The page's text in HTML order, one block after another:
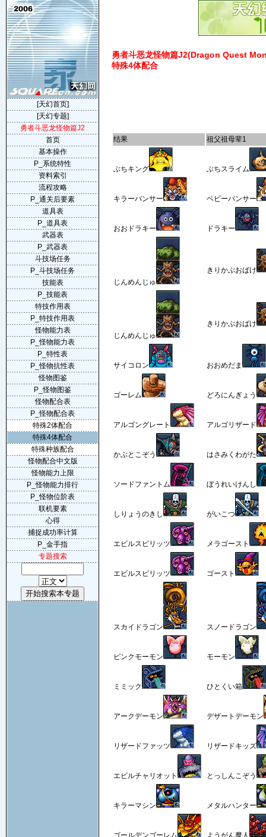
勇者斗恶龙怪物篇J2(Dragon Quest
特殊4体配合
结果 祖父祖母辈1
ぶちキング ぶちスライム
キラーパンサー ベビーパンサー
おおドラキー ドラキー
じんめんじゅ
きりかぶおばけ
じんめんじゅ
きりかぶおばけ
サイコロン おおめだま
ゴーレム どろにんぎょう
アルゴングレート アルゴリザード
かぶとこぞう はさみくわがた
ソードファントム ぼうれいけんし
しりょうのきし がいこつ
エビルスピリッツ メラゴースト
エビルスピリッツ ゴースト
スカイドラゴン スノードラゴン
ピンクモーモン モーモン
ミミック ひとくい箱
アークデーモン デザートデーモン
リザードファッツ リザードキッズ
エビルチャリオット とっしんこぞう
キラーマシン メタルハンター
ゴールデンゴーレム ようがん魔人
[天幻首页]
[天幻专题]
勇者斗恶龙怪物篇J2
首页
基本操作
P_系统特性
资料索引
流程攻略
P_通关后要素
道具表
P_道具表
武器表
P_武器表
斗技场任务
P_斗技场任务
技能表
P_技能表
特技作用表
P_特技作用表
怪物能力表
P_怪物能力表
P_特性表
P_怪物抗性表
怪物图鉴
P_怪物图鉴
怪物配合表
P_怪物配合表
特殊2体配合
特殊4体配合
特殊种族配合
怪物配合中文版
怪物能力上限
P_怪物能力排行
P_怪物位阶表
联机要素
心得
捕捉成功率计算
P_金手指
专题搜索